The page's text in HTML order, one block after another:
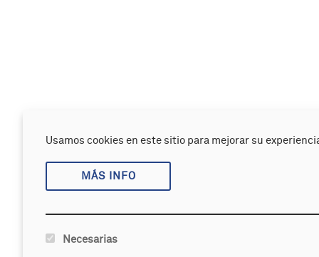
Usamos cookies en este sitio para mejorar su
MÁS INFO
Necesarias